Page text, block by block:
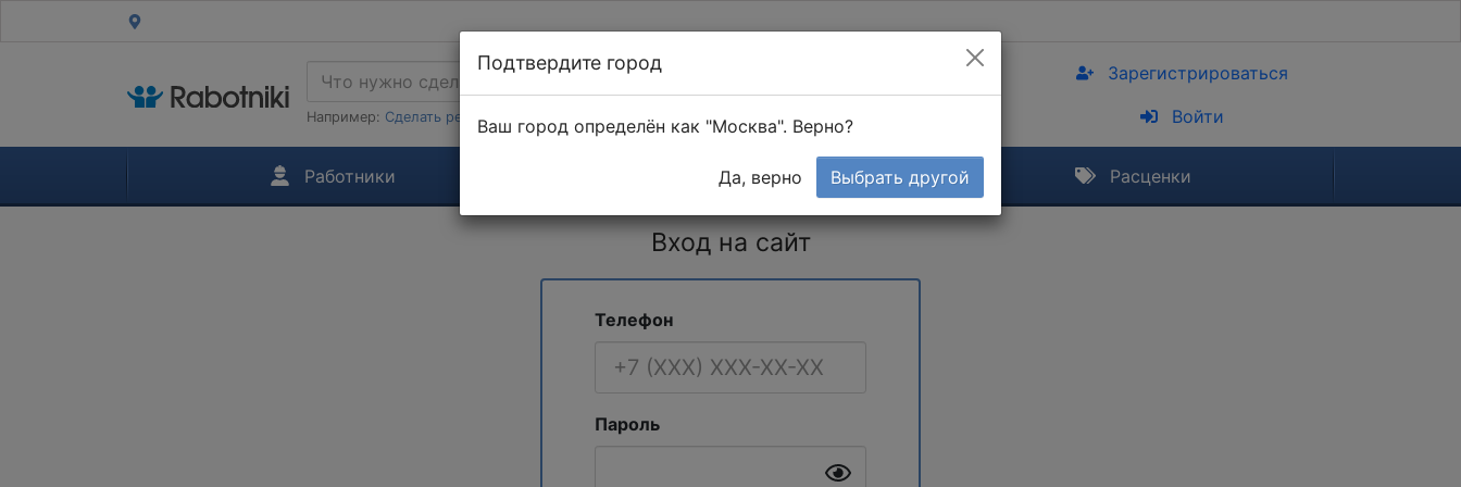
Например: Сделать ремонт в 1-к квартире
Зарегистрироваться
Войти
Работники Тендеры Расценки
Вход на сайт
Телефон
Пароль
Подтвердите город
Ваш город определён как "Москва". Верно?
Да, верно Выбрать другой